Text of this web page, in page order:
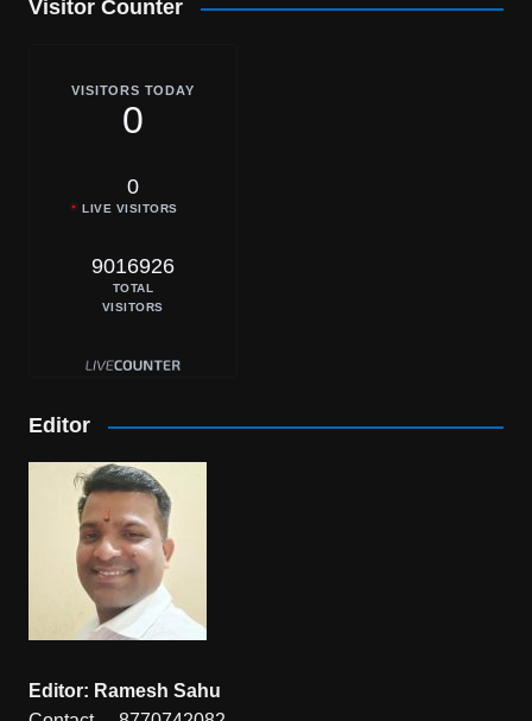
Visitor Counter
VISITORS TODAY
0
0
LIVE VISITORS
9016926
TOTAL
VISITORS
Editor
Editor: Ramesh Sahu